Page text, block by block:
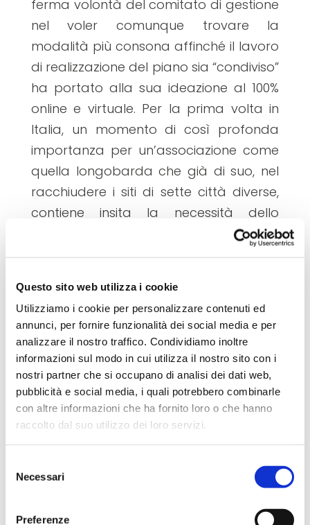
Questo sito web utilizza i cookie
Utilizziamo i cookie per personalizzare contenuti ed
annunci, per fornire funzionalità dei social media e per
analizzare il nostro traffico. Condividiamo inoltre
informazioni sul modo in cui utilizza il nostro sito con i
nostri partner che si occupano di analisi dei dati web,
pubblicità e social media, i quali potrebbero combinarle
con altre informazioni che ha fornito loro o che hanno
raccolto dal suo utilizzo dei loro servizi.
l'informativa sulla
Cookie Policy
delNecessari
Preferenze
ferma volontà del comitato di gestione
nel voler comunque trovare la
modalità più consona affinché il lavoro
di realizzazione del piano sia “condiviso”
ha portato alla sua ideazione al 100%
online e virtuale. Per la prima volta in
Italia, un momento di così profonda
importanza per un’associazione come
quella longobarda che già di suo, nel
racchiudere i siti di sette città diverse,
contiene insita la necessità dello
spostarsi per poter progettare insieme,
diventa virtuale e interattivo per
promuovere al meglio la co-
progettazione e la relazione.
La soluzione trovata è stata l’ideazione
e la realizzazione di una piattaforma
online sulla quale programmare
incontri virtuali, con la modalità
dell’”Hackathon ”. Si è pensato ad una
(dall’1 al 4 dicembre) in cui si
partecipazione, sia delle singole